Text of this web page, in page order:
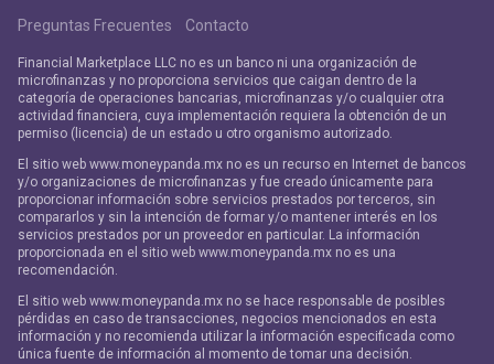
Preguntas Frecuentes
Contacto
Financial Marketplace LLC no es un banco ni una organización de
microfinanzas y no proporciona servicios que caigan dentro de la
categoría de operaciones bancarias, microfinanzas y/o cualquier otra
actividad financiera, cuya implementación requiera la obtención de un
permiso (licencia) de un estado u otro organismo autorizado.
El sitio web www.moneypanda.mx no es un recurso en Internet de bancos
y/o organizaciones de microfinanzas y fue creado únicamente para
proporcionar información sobre servicios prestados por terceros, sin
compararlos y sin la intención de formar y/o mantener interés en los
servicios prestados por un proveedor en particular. La información
proporcionada en el sitio web www.moneypanda.mx no es una
recomendación.
El sitio web www.moneypanda.mx no se hace responsable de posibles
pérdidas en caso de transacciones, negocios mencionados en esta
información y no recomienda utilizar la información especificada como
única fuente de información al momento de tomar una decisión.